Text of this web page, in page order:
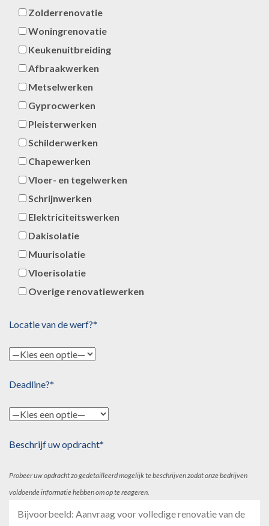
Zolderrenovatie
Woningrenovatie
Keukenuitbreiding
Afbraakwerken
Metselwerken
Gyprocwerken
Pleisterwerken
Schilderwerken
Chapewerken
Vloer- en tegelwerken
Schrijnwerken
Elektriciteitswerken
Dakisolatie
Muurisolatie
Vloerisolatie
Overige renovatiewerken
Locatie van de werf?*
Deadline?*
Beschrijf uw opdracht*
Probeer uw opdracht zo gedetailleerd mogelijk te beschrijven zodat onze bedrijven
voldoende informatie hebben om op te reageren.